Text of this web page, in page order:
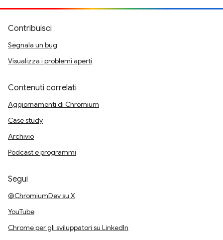
Contribuisci
Segnala un bug
Visualizza i problemi aperti
Contenuti correlati
Aggiornamenti di Chromium
Case study
Archivio
Podcast e programmi
Segui
@ChromiumDev su X
YouTube
Chrome per gli sviluppatori su LinkedIn